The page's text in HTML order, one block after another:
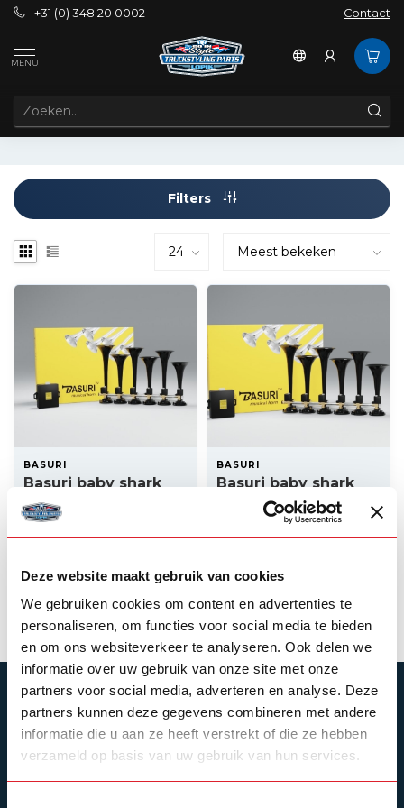
Deze website maakt gebruik van cookies
We gebruiken cookies om content en advertenties te
personaliseren, om functies voor social media te bieden
en om ons websiteverkeer te analyseren. Ook delen we
informatie over uw gebruik van onze site met onze
partners voor social media, adverteren en analyse. Deze
partners kunnen deze gegevens combineren met andere
informatie die u aan ze heeft verstrekt of die ze hebben
verzameld op basis van uw gebruik van hun services.
+31 (0) 348 20 0002 Contact
MENU
Filters
BASURI
Basuri baby shark
3.0 airhorn
Product bekijken
BASURI
Basuri baby shark
2.0 airhorn 24v - 19
melodieën
Product bekijken
ABONNEER JE OP ONZE NIEUWSBRIEF
Blijf op de hoogte over onze laatste acties